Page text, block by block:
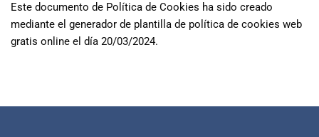
Este documento de Política de Cookies ha sido creado
mediante el generador de plantilla de política de cookies web
gratis online el día 20/03/2024.